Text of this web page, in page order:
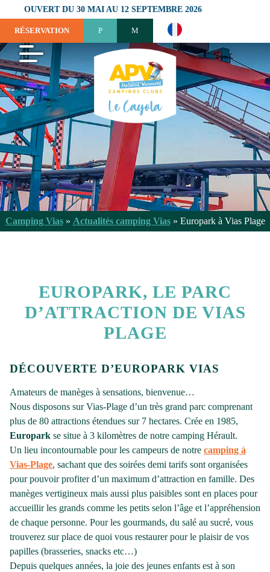
OUVERT DU 30 MAI AU 12 SEPTEMBRE 2026
RÉSERVATION
Camping Vias» Actualités camping Vias» Europark à Vias Plage
EUROPARK, LE PARC
D’ATTRACTION DE VIAS
PLAGE
DÉCOUVERTE D’EUROPARK VIAS
Amateurs de manèges à sensations, bienvenue…
Nous disposons sur Vias-Plage d’un très grand parc comprenant
plus de 80 attractions étendues sur 7 hectares. Crée en 1985,
Europark se situe à 3 kilomètres de notre camping Hérault.
Un lieu incontournable pour les campeurs de notre camping à
Vias-Plage, sachant que des soirées demi tarifs sont organisées
pour pouvoir profiter d’un maximum d’attraction en famille. Des
manèges vertigineux mais aussi plus paisibles sont en places pour
accueillir les grands comme les petits selon l’âge et l’appréhension
de chaque personne. Pour les gourmands, du salé au sucré, vous
trouverez sur place de quoi vous restaurer pour le plaisir de vos
papilles (brasseries, snacks etc…)
Depuis quelques années, la joie des jeunes enfants est à son